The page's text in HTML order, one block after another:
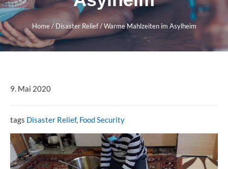
Home / Disaster Relief /Warme Mahlzeiten im Asylheim
9. Mai 2020
tags Disaster Relief, Food Security